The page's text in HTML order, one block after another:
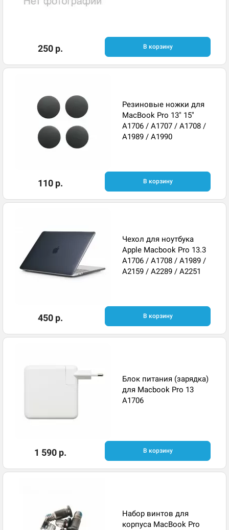
250 р. В корзину
Резиновые ножки для
MacBook Pro 13" 15"
A1706 / A1707 / A1708 /
A1989 / A1990
110 р. В корзину
Чехол для ноутбука
Apple Macbook Pro 13.3
A1706 / A1708 / A1989 /
A2159 / A2289 / A2251
450 р. В корзину
Блок питания (зарядка)
для Macbook Pro 13
A1706
1 590 р. В корзину
Набор винтов для
корпуса MacBook Pro